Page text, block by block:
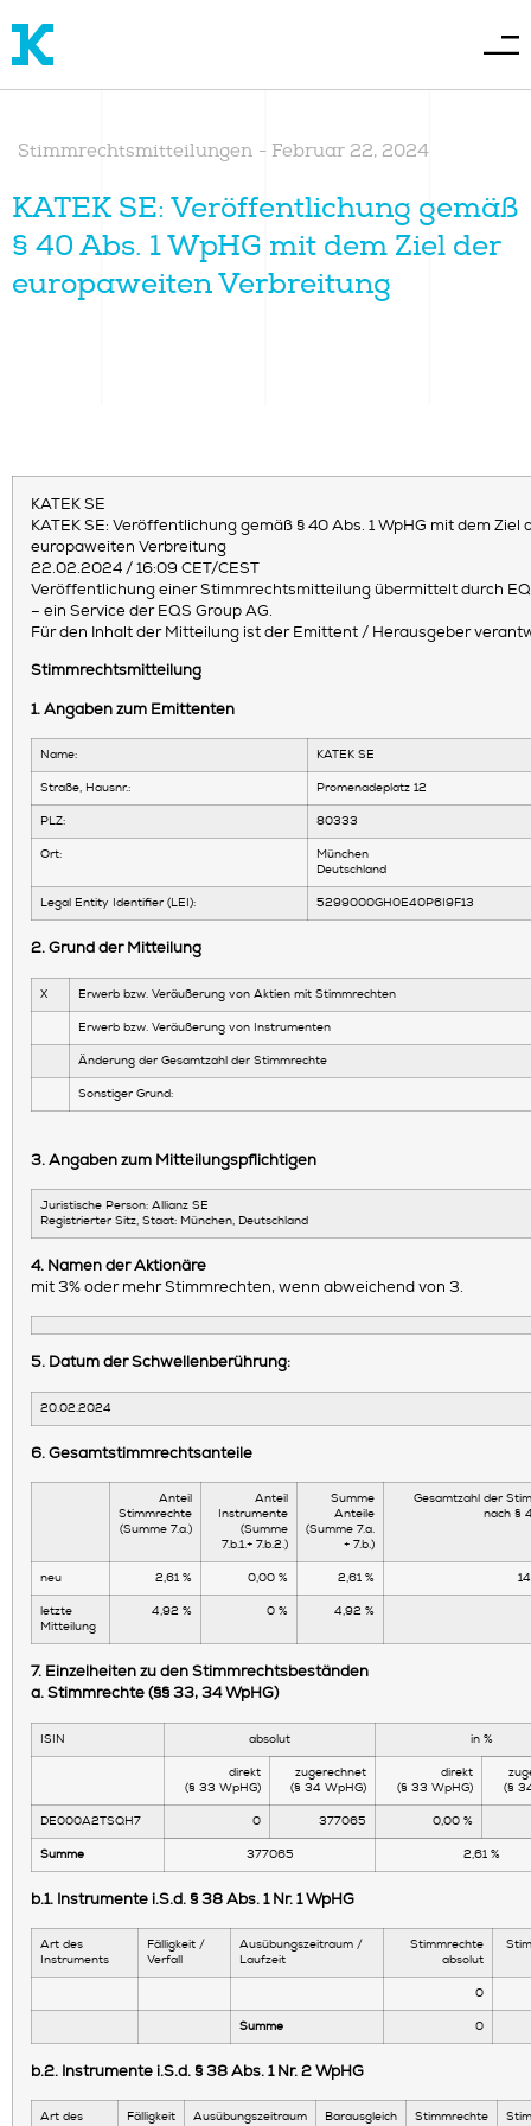
Stimmrechtsmitteilungen - Februar 22, 2024
KATEK SE: Veröffentlichung gemäß
§ 40 Abs. 1 WpHG mit dem Ziel der
europaweiten Verbreitung
KATEK SE
KATEK SE: Veröffentlichung gemäß § 40 Abs. 1 WpHG mit dem Ziel
europaweiten Verbreitung
22.02.2024 / 16:09 CET/CEST
Veröffentlichung einer Stimmrechtsmitteilung übermittelt durch
– ein Service der EQS Group AG.
Für den Inhalt der Mitteilung ist der Emittent / Herausgeber
Stimmrechtsmitteilung
1. Angaben zum Emittenten
Name: KATEK SE
Straße, Hausnr.: Promenadeplatz 12
PLZ: 80333
Ort:
München
Deutschland
Legal Entity Identifier (LEI): 5299000GH0E40P6I9F13
2. Grund der Mitteilung
X Erwerb bzw. Veräußerung von Aktien mit Stimmrechten
Erwerb bzw. Veräußerung von Instrumenten
Änderung der Gesamtzahl der Stimmrechte
Sonstiger Grund:
3. Angaben zum Mitteilungspflichtigen
Juristische Person: Allianz SE
Registrierter Sitz, Staat: München Deutschland
4. Namen der Aktionäre
mit 3% oder mehr Stimmrechten, wenn abweichend von 3.
5. Datum der Schwellenberührung:
20.02.2024
6. Gesamtstimmrechtsanteile
Anteil
Stimmrechte
(Summe 7.a.)
Anteil
Instrumente
(Summe
7.b.1.+ 7.b.2.)
Summe
Anteile
(Summe 7.a.
+ 7.b.)
Gesamtzahl der
nach §
neu 2,61 % 0,00 % 2,61 %
letzte
Mitteilung
4,92 % 0 % 4,92 %
7. Einzelheiten zu den Stimmrechtsbeständen
a. Stimmrechte (§§ 33, 34 WpHG)
ISIN absolut in %
direkt
(§ 33 WpHG)
zugerechnet
(§ 34 WpHG)
direkt
(§ 33 WpHG)
(§
DE000A2TSQH7 0 377065 0,00 %
Summe 377065 2,61 %
b.1. Instrumente i.S.d. § 38 Abs. 1 Nr. 1 WpHG
Art des
Instruments
Fälligkeit /
Verfall
Ausübungszeitraum /
Laufzeit
Stimmrechte
absolut
0
Summe 0
b.2. Instrumente i.S.d. § 38 Abs. 1 Nr. 2 WpHG
Art des Fälligkeit Ausübungszeitraum Barausgleich Stimmrechte